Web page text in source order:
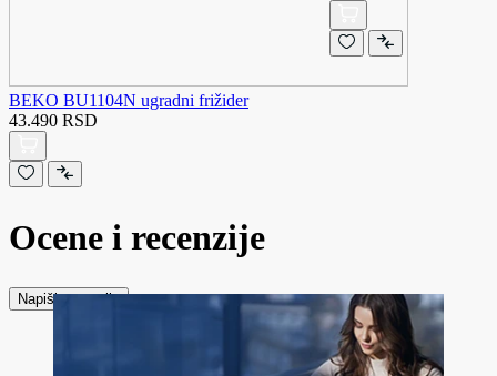
BEKO BU1104N ugradni frižider
43.490 RSD
Ocene i recenzije
Napiši recenziju